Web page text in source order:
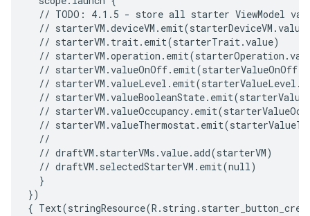
// TODO: 4.1.5 - store all starter ViewModel
//
//
//
//
//
//
//
//
//
//
}
})
{